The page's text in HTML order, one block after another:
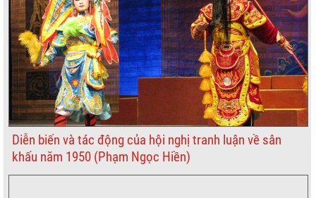
Diễn biến và tác động của hội nghị tranh luận về sân
khấu năm 1950 (Phạm Ngọc Hiền)